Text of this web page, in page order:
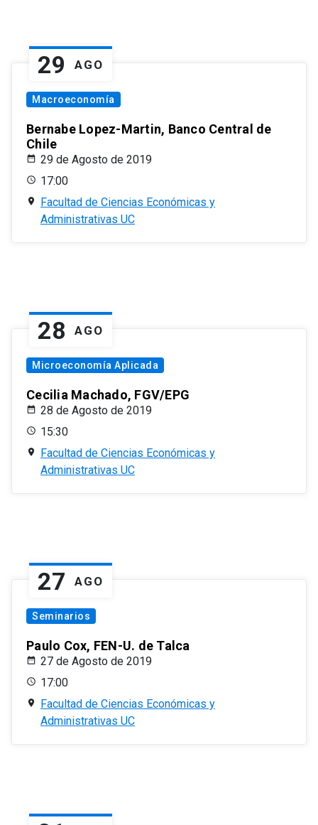
29 AGO
Macroeconomía
Bernabe Lopez-Martin, Banco Central de
Chile
29 de Agosto de 2019
17:00
Facultad de Ciencias Económicas y
Administrativas UC
28 AGO
Microeconomía Aplicada
Cecilia Machado, FGV/EPG
28 de Agosto de 2019
15:30
Facultad de Ciencias Económicas y
Administrativas UC
27 AGO
Seminarios
Paulo Cox, FEN-U. de Talca
27 de Agosto de 2019
17:00
Facultad de Ciencias Económicas y
Administrativas UC